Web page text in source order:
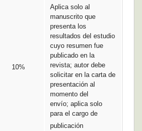
10%
Aplica solo al
manuscrito que
presenta los
resultados del estudio
cuyo resumen fue
publicado en la
revista; autor debe
solicitar en la carta de
presentación al
momento del
envío; aplica solo
para el cargo de
publicación